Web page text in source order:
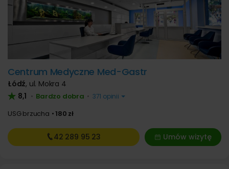
Centrum Medyczne Med-Gastr
Łódź, ul. Mokra 4
8,1 • Bardzo dobra • 371 opinii
USG brzucha 180 zł
Umów wizytę
42 289 95 23